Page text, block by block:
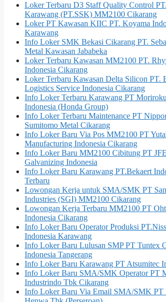
Loker Terbaru D3 Staff Quality Control
Karawang (PT.SSK) MM2100 Cikarang
Loker PT Kawasan KIIC PT. Koyama
Karawang
Info Loker SMK Bekasi Cikarang PT.
Metal Kawasan Jababeka
Loker Terbaru Kawasan MM2100 PT.
Indonesia Cikarang
Loker Terbaru Kawasan Delta Silicon PT.
Logistics Service Indonesia Cikarang
Info Loker Terbaru Karawang PT
Indonesia (Honda Group)
Info Loker Terbaru Maintenance PT
Sumitomo Metal Cikarang
Info Loker Baru Via Pos MM2100 PT
Manufacturing Indonesia Cikarang
Info Loker Baru MM2100 Cibitung PT
Galvanizing Indonesia
Info Loker Baru Karawang PT.Bekaert
Terbaru
Lowongan Kerja untuk SMA/SMK PT
Industries (SGI) MM2100 Cikarang
Lowongan Kerja Terbaru MM2100 PT
Indonesia Cikarang
Info Loker Baru Operator Produksi
Indonesia Karawang
Info Loker Baru Lulusan SMP PT Tuntex
Indonesia Tangerang
Info Loker Baru Karawang PT Atsumitec
Info Loker Baru SMA/SMK Operator PT
Industrindo Tbk Cikarang
Info Loker Baru Via Email SMA/SMK PT